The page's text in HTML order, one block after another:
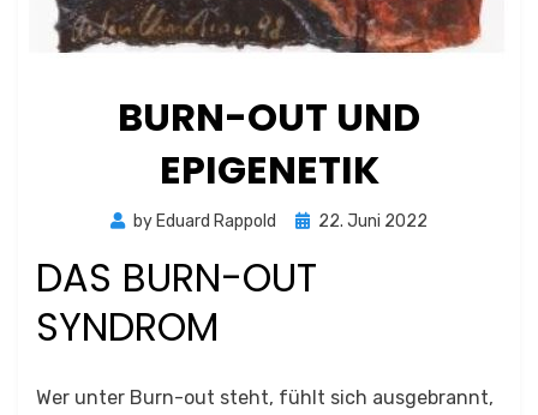
BURN-OUT UND
EPIGENETIK
by Eduard Rappold
Posted
22. Juni 2022
DAS BURN-OUT
SYNDROM
Wer unter Burn-out steht, fühlt sich ausgebrannt,